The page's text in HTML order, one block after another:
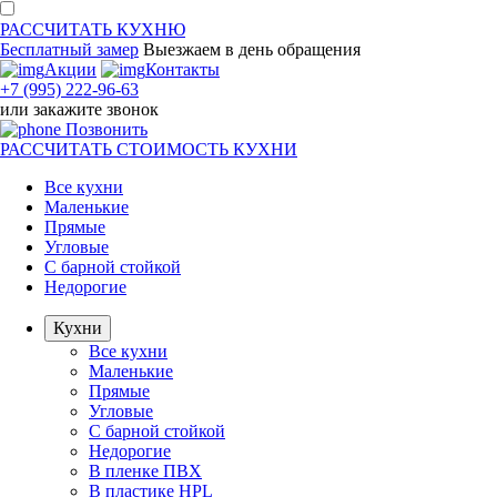
РАССЧИТАТЬ КУХНЮ
Бесплатный замер Выезжаем в день обращения
Акции
Контакты
+7 (995) 222-96-63
или закажите звонок
Позвонить
РАССЧИТАТЬ СТОИМОСТЬ КУХНИ
Все кухни
Маленькие
Прямые
Угловые
С барной стойкой
Недорогие
Кухни
Все кухни
Маленькие
Прямые
Угловые
С барной стойкой
Недорогие
В пленке ПВХ
В пластике HPL